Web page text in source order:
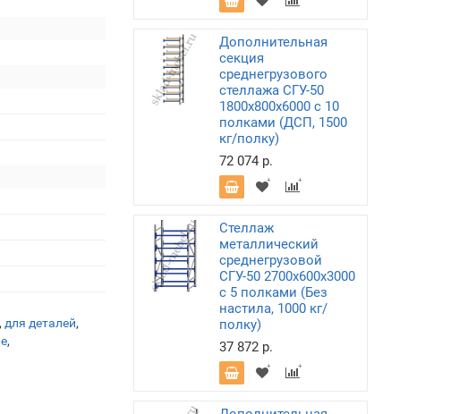
, для деталей,
,
Дополнительная
секция
среднегрузового
стеллажа СГУ-50
1800х800х6000 с 10
полками (ДСП, 1500
кг/полку)
72 074 р.
Стеллаж
металлический
среднегрузовой
СГУ-50 2700х600х3000
с 5 полками (Без
настила, 1000 кг/
полку)
37 872 р.